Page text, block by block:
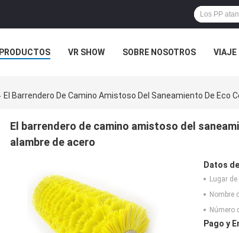
PRODUCTOS VR SHOW SOBRE NOSOTROS VIAJE
El Barrendero De Camino Amistoso Del Saneamiento De Eco
El barrendero de camino amistoso del
alambre de acero
Datos
Lugar
Nombre
Número
Pago y